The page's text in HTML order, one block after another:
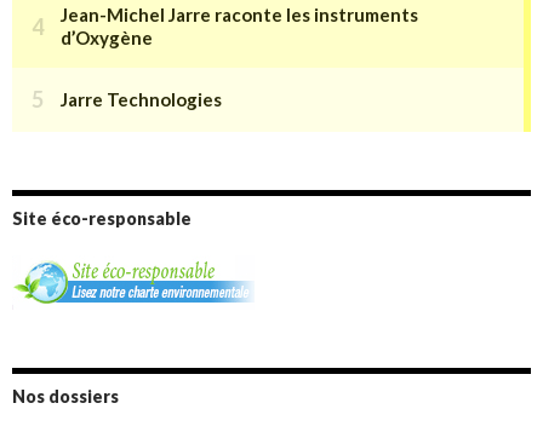
Site éco-responsable
Nos dossiers